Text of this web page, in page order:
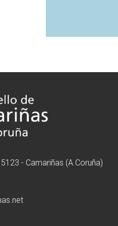
- Camariñas (A Coruña)